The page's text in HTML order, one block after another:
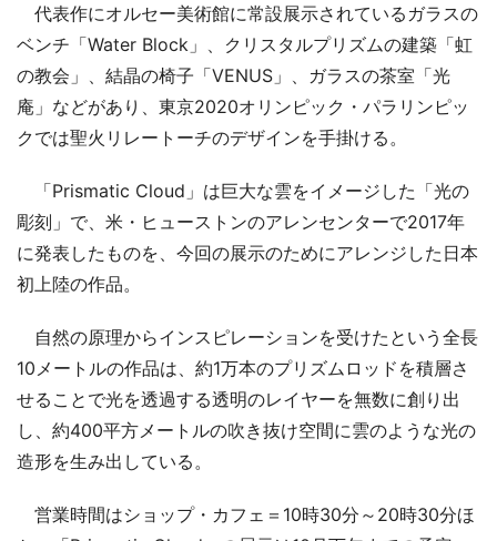
代表作にオルセー美術館に常設展示されているガラスの
ベンチ「Water Block」、クリスタルプリズムの建築「虹
の教会」、結晶の椅子「VENUS」、ガラスの茶室「光
庵」などがあり、東京2020オリンピック・パラリンピッ
クでは聖火リレートーチのデザインを手掛ける。
「Prismatic Cloud」は巨大な雲をイメージした「光の
彫刻」で、米・ヒューストンのアレンセンターで2017年
に発表したものを、今回の展示のためにアレンジした日本
初上陸の作品。
自然の原理からインスピレーションを受けたという全長
10メートルの作品は、約1万本のプリズムロッドを積層さ
せることで光を透過する透明のレイヤーを無数に創り出
し、約400平方メートルの吹き抜け空間に雲のような光の
造形を生み出している。
営業時間はショップ・カフェ＝10時30分～20時30分ほ